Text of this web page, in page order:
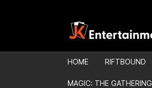
HOME RIFTBOUND
MAGIC: THE GATHERING